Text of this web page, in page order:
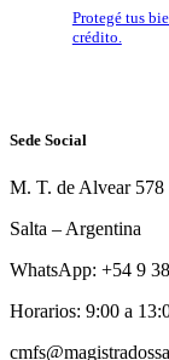
Protegé tus
crédito.
Sede Social
M. T. de Alvear 578
Salta – Argentina
WhatsApp: +54 9
Horarios: 9:00 a